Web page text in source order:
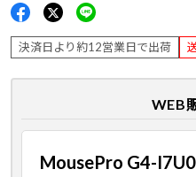
決済日より約12営業日で出荷
WEB
MousePro G4-